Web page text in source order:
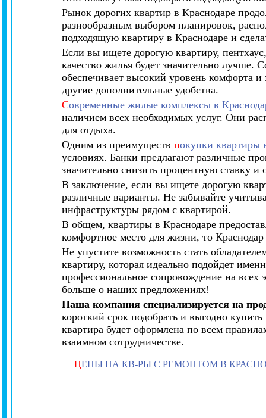
Рынок дорогих квартир в Краснодаре
разнообразным выбором планировок,
подходящую квартиру в Краснодаре и
Если вы ищете дорогую квартиру,
качество жилья будет значительно лучше.
обеспечивает высокий уровень комфорта
другие дополнительные удобства.
Современные жилые комплексы в
наличием всех необходимых услуг. Они
для отдыха.
Одним из преимуществпокупки квартиры
условиях. Банки предлагают различные
значительно снизить процентную ставку
В заключение, если вы ищете дорогую
различные варианты. Не забывайте
инфраструктуры рядом с квартирой.
В общем, квартиры в Краснодаре
комфортное место для жизни, то
Не упустите возможность стать
квартиру, которая идеально подойдет
профессиональное сопровождение на
больше о наших предложениях!
Наша компания специализируется на
короткий срок подобрать и выгодно
квартира будет оформлена по всем
взаимном сотрудничестве.
ЦЕНЫ НА КВ-РЫ С РЕМОНТОМ В